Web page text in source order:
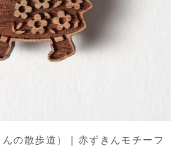
の散歩道）｜赤ずきんモチーフ